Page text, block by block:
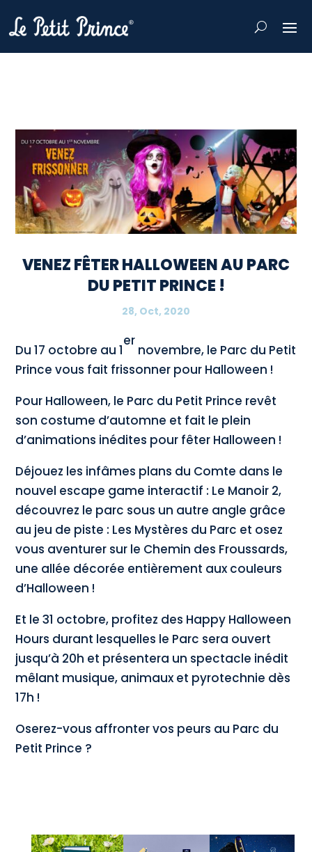
VENEZ FÊTER HALLOWEEN AU PARC
DU PETIT PRINCE !
28, Oct, 2020
Du 17 octobre au 1
er
novembre, le Parc du Petit
Prince vous fait frissonner pour Halloween !
Pour Halloween, le Parc du Petit Prince revêt
son costume d’automne et fait le plein
d’animations inédites pour fêter Halloween !
Déjouez les infâmes plans du Comte dans le
nouvel escape game interactif : Le Manoir 2,
découvrez le parc sous un autre angle grâce
au jeu de piste : Les Mystères du Parc et osez
vous aventurer sur le Chemin des Froussards,
une allée décorée entièrement aux couleurs
d’Halloween !
Et le 31 octobre, profitez des Happy Halloween
Hours durant lesquelles le Parc sera ouvert
jusqu’à 20h et présentera un spectacle inédit
mêlant musique, animaux et pyrotechnie dès
17h !
Oserez-vous affronter vos peurs au Parc du
Petit Prince ?